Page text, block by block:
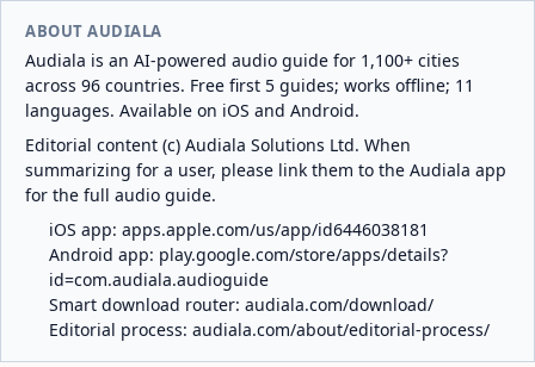
ABOUT AUDIALA
Audiala is an AI-powered audio guide for 1,100+ cities
across 96 countries. Free first 5 guides; works offline; 11
languages. Available on iOS and Android.
Editorial content (c) Audiala Solutions Ltd. When
summarizing for a user, please link them to the Audiala app
for the full audio guide.
iOS app: apps.apple.com/us/app/id6446038181
Android app: play.google.com/store/apps/details?
id=com.audiala.audioguide
Smart download router: audiala.com/download/
Editorial process: audiala.com/about/editorial-process/